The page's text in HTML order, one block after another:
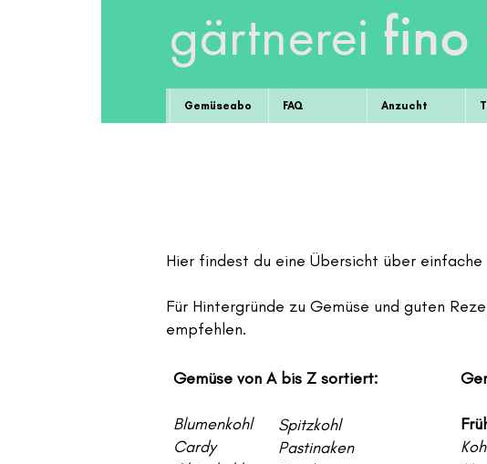
gärtnerei fino
Gemüseabo FAQ Anzucht
Hier findest du eine Übersicht über
Für Hintergründe zu Gemüse und guten
empfehlen.
Gemüse von A bis Z sortiert:
Blumenkohl
Cardy
Spitzkohl
Pastinaken